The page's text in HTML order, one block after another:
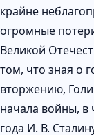
крайне
огромные
Великой
том, что зная о
вторжению,
начала войны, в
года И. В.